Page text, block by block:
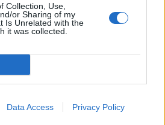
Collection, Use,
or Sharing of my
Is Unrelated with the
it was collected.
Data Access Privacy Policy
LISÄÄ TEKIJÄLTÄ
julkisti ketjut Sveitsi-peliin –
Barkov tekee paluun
– sai samasta tilanteesta